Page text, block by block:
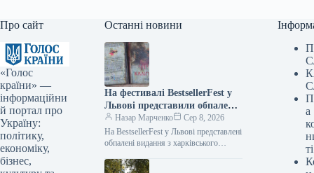
Про сайт
«Голос
країни» —
інформаційни
й портал про
Україну:
політику,
економіку,
бізнес,
Останні новини
На фестивалі BestsellerFest у
Львові представили обпалені
книги з харківського складу,
який постраждав від
російського обстрілу.
Назар Марченко
Сер 8, 2026
На BestsellerFest у Львові представлені
обпалені видання з харківського
08.08.2026 08:54 Укрінформ
а
ті